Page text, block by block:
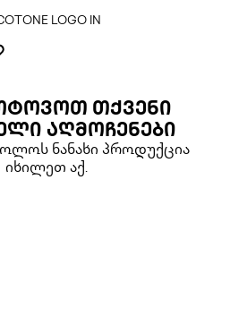
LOGO IN
ᲗᲥᲕᲔᲜᲘ
ᲐᲦᲛᲝᲩᲔᲜᲔᲑᲘ
ნანახი პროდუქცია
იხილეთ აქ.